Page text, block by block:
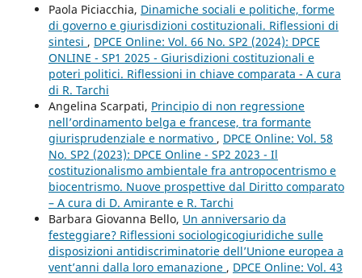
Paola Piciacchia, Dinamiche sociali e politiche, forme
di governo e giurisdizioni costituzionali. Riflessioni di
sintesi , DPCE Online: Vol. 66 No. SP2 (2024): DPCE
ONLINE - SP1 2025 - Giurisdizioni costituzionali e
poteri politici. Riflessioni in chiave comparata - A cura
di R. Tarchi
Angelina Scarpati, Principio di non regressione
nell’ordinamento belga e francese, tra formante
giurisprudenziale e normativo , DPCE Online: Vol. 58
No. SP2 (2023): DPCE Online - SP2 2023 - Il
costituzionalismo ambientale fra antropocentrismo e
biocentrismo. Nuove prospettive dal Diritto comparato
– A cura di D. Amirante e R. Tarchi
Barbara Giovanna Bello, Un anniversario da
festeggiare? Riflessioni sociologicogiuridiche sulle
disposizioni antidiscriminatorie dell’Unione europea a
vent’anni dalla loro emanazione , DPCE Online: Vol. 43